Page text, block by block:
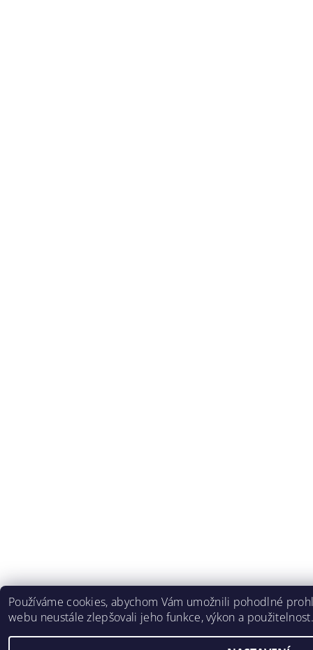
Používáme cookies, abychom Vám umožnili pohodlné
webu neustále zlepšovali jeho funkce, výkon a